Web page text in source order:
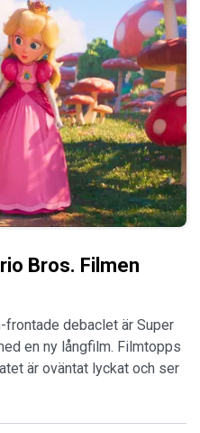
Bros. Filmen
debaclet är Super
en ny långfilm. Filmtopps
är oväntat lyckat och ser